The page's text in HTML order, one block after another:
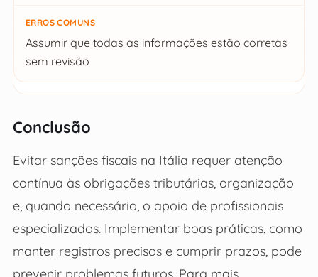
Assumir que todas as informações estão corretas
sem revisão
Conclusão
Evitar sanções fiscais na Itália requer atenção
contínua às obrigações tributárias, organização
e, quando necessário, o apoio de profissionais
especializados. Implementar boas práticas, como
manter registros precisos e cumprir prazos, pode
prevenir problemas futuros. Para mais